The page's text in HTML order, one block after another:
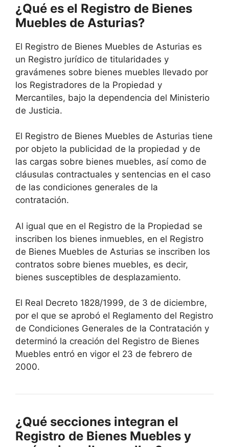
¿Qué es el Registro de Bienes
Muebles de Asturias?
El Registro de Bienes Muebles de Asturias es
un Registro jurídico de titularidades y
gravámenes sobre bienes muebles llevado por
los Registradores de la Propiedad y
Mercantiles, bajo la dependencia del Ministerio
de Justicia.
El Registro de Bienes Muebles de Asturias tiene
por objeto la publicidad de la propiedad y de
las cargas sobre bienes muebles, así como de
cláusulas contractuales y sentencias en el caso
de las condiciones generales de la
contratación.
Al igual que en el Registro de la Propiedad se
inscriben los bienes inmuebles, en el Registro
de Bienes Muebles de Asturias se inscriben los
contratos sobre bienes muebles, es decir,
bienes susceptibles de desplazamiento.
El Real Decreto 1828/1999, de 3 de diciembre,
por el que se aprobó el Reglamento del Registro
de Condiciones Generales de la Contratación y
determinó la creación del Registro de Bienes
Muebles entró en vigor el 23 de febrero de
2000.
¿Qué secciones integran el
Registro de Bienes Muebles y